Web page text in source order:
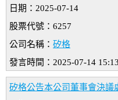
日期：2025-07-14
股票代號：6257
公司名稱： 矽格
發言時間：2025-07-14
矽格公告本公司董事會決議